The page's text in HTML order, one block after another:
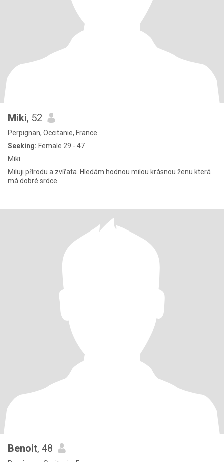
Miki, 52
Perpignan, Occitanie, France
Seeking: Female 29 - 47
Miki
Miluji přírodu a zvířata. Hledám hodnou milou krásnou ženu která
má dobré srdce.
Benoit, 48